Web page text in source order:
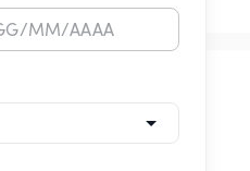
/MM/AAAA